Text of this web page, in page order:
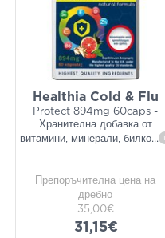
Healthia Cold & Flu
Protect 894mg 60caps -
Хранителна добавка от
витамини, минерали, билко... i
Препоръчителна цена на
дребно
35,00€
31,15€